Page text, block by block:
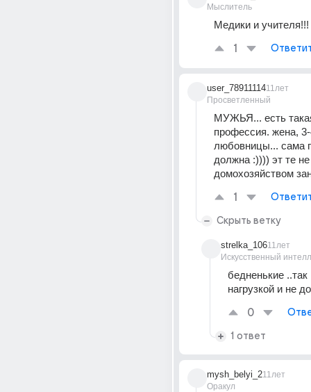
Мыслитель
Медики и учителя!!!
1
user_78911114
Просветленный
11лет
МУЖЬЯ... есть
профессия. жена,
любовницы... сама
должна :)))) эт те не
домохозяйством
1
Скрыть ветку
strelka_106
Искусственный
11лет
бедненькие ..так
нагрузкой и не
0
1 ответ
mysh_belyi_2
Оракул
11лет